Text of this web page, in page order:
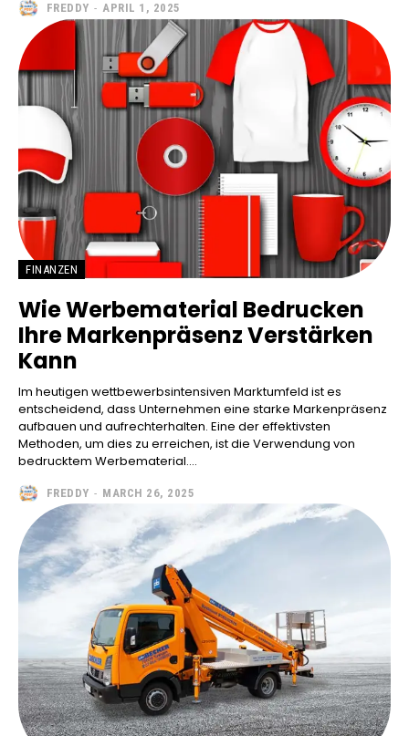
FREDDY - APRIL 1, 2025
FINANZEN
Wie Werbematerial Bedrucken
Ihre Markenpräsenz Verstärken
Kann
Im heutigen wettbewerbsintensiven Marktumfeld ist es
entscheidend, dass Unternehmen eine starke Markenpräsenz
aufbauen und aufrechterhalten. Eine der effektivsten
Methoden, um dies zu erreichen, ist die Verwendung von
bedrucktem Werbematerial....
FREDDY - MARCH 26, 2025